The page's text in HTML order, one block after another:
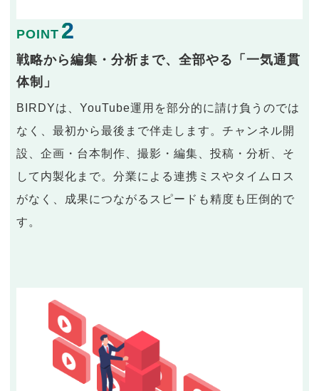
POINT 2
戦略から編集・分析まで、全部やる「一気通貫
体制」
BIRDYは、YouTube運用を部分的に請け負うのでは
なく、最初から最後まで伴走します。チャンネル開
設、企画・台本制作、撮影・編集、投稿・分析、そ
して内製化まで。分業による連携ミスやタイムロス
がなく、成果につながるスピードも精度も圧倒的で
す。